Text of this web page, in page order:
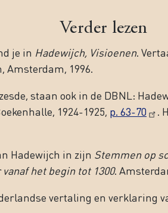
Verder lezen
je in Hadewijch, Visioenen.
Amsterdam, 1996.
staan ook in de DBNL:
1924-1925, p. 63-70
.
Hadewijch in zijn Stemmen op
het begin tot 1300.
vertaling en verklaring